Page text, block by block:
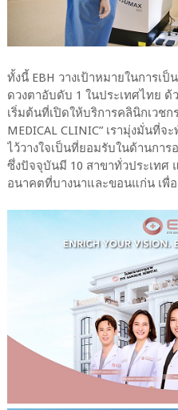
ทั้งนี้ EBH วางเป้าหมายในการเ
ดวงตาอับดับ 1 ในประเทศไทย
เริ่มต้นที่เปิดให้บริการคลินิกเวช
MEDICAL CLINIC” เรามุ่งมั่นที่
ไว้วางใจเป็นที่ยอมรับในด้านกา
ซึ่งปัจจุบันมี 10 สาขาทั่วประเทศ
อนาคตที่บางนาและขอนแก่น เพื่